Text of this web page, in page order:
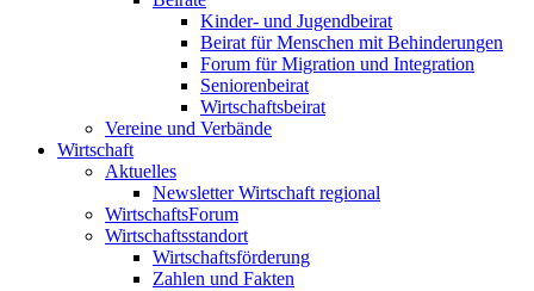
Kinder- und Jugendbeirat
Beirat für Menschen mit Behinderungen
Forum für Migration und Integration
Seniorenbeirat
Wirtschaftsbeirat
Vereine und Verbände
Wirtschaft
Aktuelles
Newsletter Wirtschaft regional
WirtschaftsForum
Wirtschaftsstandort
Wirtschaftsförderung
Zahlen und Fakten